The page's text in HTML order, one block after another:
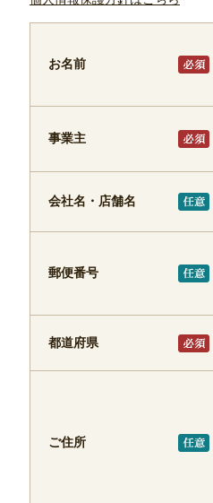
お名前
事業主
会社名・店舗名
郵便番号
都道府県
ご住所